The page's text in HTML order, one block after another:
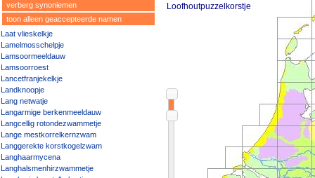
verberg synoniemen
toon alleen geaccepteerde namen
Laat vlieskelkje
Lamelmosschelpje
Lamsoormeeldauw
Lamsoorroest
Lancetfranjekelkje
Landknoopje
Lang netwatje
Langarmige berkenmeeldauw
Langcellig rotondezwammetje
Lange mestkorrelkernzwam
Langgerekte korstkogelzwam
Langhaarmycena
Langhalsmenhirzwammetje
Loofhoutpuzzelkorstje